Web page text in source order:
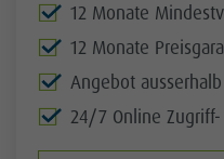
12 Monate
12 Monate
Angebot
24/7 Online